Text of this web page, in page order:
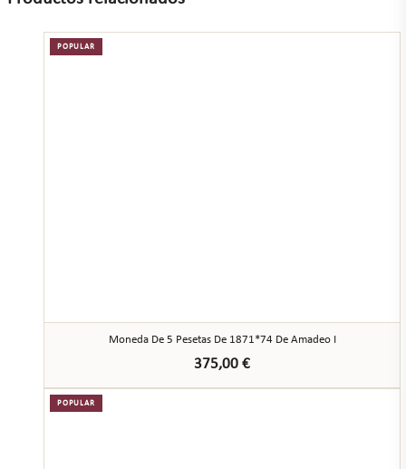
POPULAR
Moneda De 5 Pesetas De 1871*74 De Amadeo I
375,00 €
POPULAR